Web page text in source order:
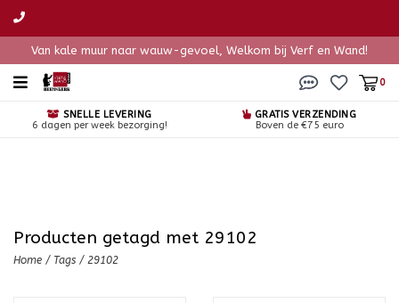
Van kale muur naar wauw-gevoel, Welkom bij Verf en Wand!
0
SNELLE LEVERING
6 dagen per week bezorging!
GRATIS VERZENDING
Boven de €75 euro
Producten getagd met 29102
Home / Tags / 29102